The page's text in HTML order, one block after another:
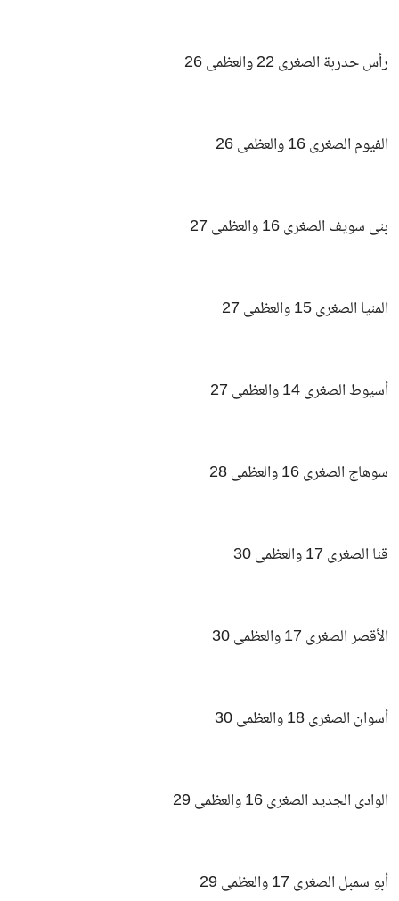
رأس حدربة الصغرى 22 والعظمى 26
الفيوم الصغرى 16 والعظمى 26
بنى سويف الصغرى 16 والعظمى 27
المنيا الصغرى 15 والعظمى 27
أسيوط الصغرى 14 والعظمى 27
سوهاج الصغرى 16 والعظمى 28
قنا الصغرى 17 والعظمى 30
الأقصر الصغرى 17 والعظمى 30
أسوان الصغرى 18 والعظمى 30
الوادى الجديد الصغرى 16 والعظمى 29
أبو سمبل الصغرى 17 والعظمى 29